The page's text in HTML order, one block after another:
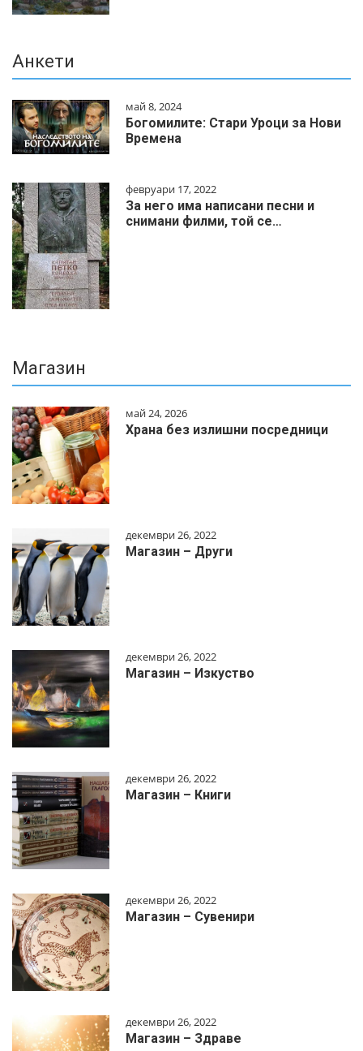
Анкети
май 8, 2024
Богомилите: Стари Уроци за Нови
Времена
февруари 17, 2022
За него има написани песни и
снимани филми, той се…
Магазин
май 24, 2026
Храна без излишни посредници
декември 26, 2022
Магазин – Други
декември 26, 2022
Магазин – Изкуство
декември 26, 2022
Магазин – Книги
декември 26, 2022
Магазин – Сувенири
декември 26, 2022
Магазин – Здраве